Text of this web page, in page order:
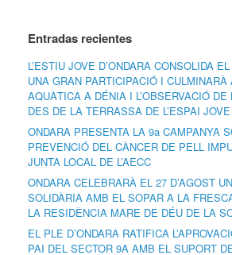
Entradas recientes
L’ESTIU JOVE D’ONDARA CONSOLIDA
UNA GRAN PARTICIPACIÓ I
AQUÀTICA A DÉNIA I L’OBSERVACIÓ DE
DES DE LA TERRASSA DE L’ESPAI JOVE
ONDARA PRESENTA LA 9a CAMPANYA
PREVENCIÓ DEL CÀNCER DE PELL
JUNTA LOCAL DE L’AECC
ONDARA CELEBRARÀ EL 27 D’AGOST
SOLIDÀRIA AMB EL SOPAR A LA
LA RESIDÈNCIA MARE DE DÉU DE LA
EL PLE D’ONDARA RATIFICA
PAI DEL SECTOR 9A AMB EL SUPORT